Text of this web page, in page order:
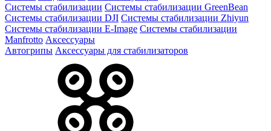
Системы стабилизации Системы стабилизации GreenBean
Системы стабилизации DJI Системы стабилизации Zhiyun
Системы стабилизации E-Image Системы стабилизации
Manfrotto Аксессуары
Автогрипы Аксессуары для стабилизаторов